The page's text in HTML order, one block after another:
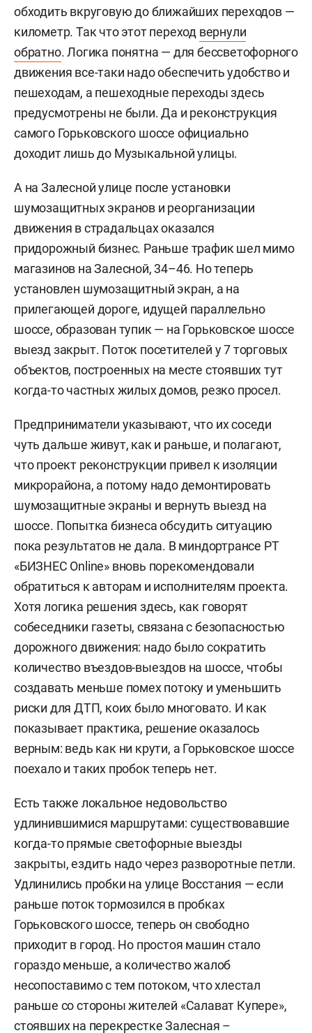
обходить вкруговую до ближайших переходов —
километр. Так что этот переход вернули
обратно. Логика понятна — для бессветофорного
движения все-таки надо обеспечить удобство и
пешеходам, а пешеходные переходы здесь
предусмотрены не были. Да и реконструкция
самого Горьковского шоссе официально
доходит лишь до Музыкальной улицы.
А на Залесной улице после установки
шумозащитных экранов и реорганизации
движения в страдальцах оказался
придорожный бизнес. Раньше трафик шел мимо
магазинов на Залесной, 34–46. Но теперь
установлен шумозащитный экран, а на
прилегающей дороге, идущей параллельно
шоссе, образован тупик — на Горьковское шоссе
выезд закрыт. Поток посетителей у 7 торговых
объектов, построенных на месте стоявших тут
когда-то частных жилых домов, резко просел.
Предприниматели указывают, что их соседи
чуть дальше живут, как и раньше, и полагают,
что проект реконструкции привел к изоляции
микрорайона, а потому надо демонтировать
шумозащитные экраны и вернуть выезд на
шоссе. Попытка бизнеса обсудить ситуацию
пока результатов не дала. В миндортрансе РТ
«БИЗНЕС Online» вновь порекомендовали
обратиться к авторам и исполнителям проекта.
Хотя логика решения здесь, как говорят
собеседники газеты, связана с безопасностью
дорожного движения: надо было сократить
количество въездов-выездов на шоссе, чтобы
создавать меньше помех потоку и уменьшить
риски для ДТП, коих было многовато. И как
показывает практика, решение оказалось
верным: ведь как ни крути, а Горьковское шоссе
поехало и таких пробок теперь нет.
Есть также локальное недовольство
удлинившимися маршрутами: существовавшие
когда-то прямые светофорные выезды
закрыты, ездить надо через разворотные петли.
Удлинились пробки на улице Восстания — если
раньше поток тормозился в пробках
Горьковского шоссе, теперь он свободно
приходит в город. Но простоя машин стало
гораздо меньше, а количество жалоб
несопоставимо с тем потоком, что хлестал
раньше со стороны жителей «Салават Купере»,
стоявших на перекрестке Залесная –